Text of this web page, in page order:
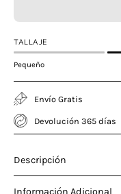
TALLAJE
Pequeño
Envío Gratis
Devolución 365 días
Descripción